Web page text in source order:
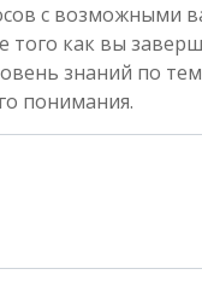
с возможными
как вы
знаний по
понимания.